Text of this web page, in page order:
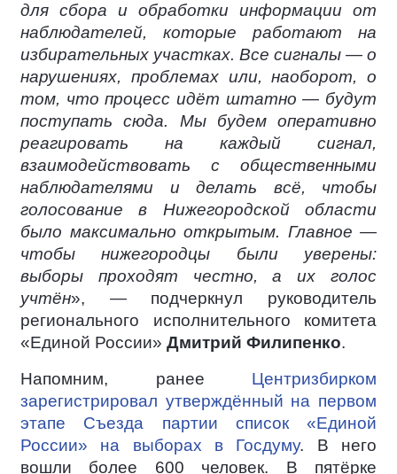
для сбора и обработки информации от
наблюдателей, которые работают на
избирательных участках. Все сигналы — о
нарушениях, проблемах или, наоборот, о
том, что процесс идёт штатно — будут
поступать сюда. Мы будем оперативно
реагировать на каждый сигнал,
взаимодействовать с общественными
наблюдателями и делать всё, чтобы
голосование в Нижегородской области
было максимально открытым. Главное —
чтобы нижегородцы были уверены:
выборы проходят честно, а их голос
учтён», — подчеркнул руководитель
регионального исполнительного комитета
«Единой России» Дмитрий Филипенко.
Напомним, ранее Центризбирком
зарегистрировал утверждённый на первом
этапе Съезда партии список «Единой
России» на выборах в Госдуму. В него
вошли более 600 человек. В пятёрке